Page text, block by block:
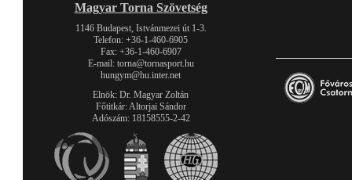
Magyar Torna Szövetség
1146 Budapest, Istvánmezei út 1-3.
Telefon: +36-1-460-6905
Fax: +36-1-460-6907
E-mail: torna@tornasport.hu
hungym@hu.inter.net
Elnök: Dr. Magyar Zoltán
Főtitkár: Altorjai Sándor
Adószám: 18158555-2-42